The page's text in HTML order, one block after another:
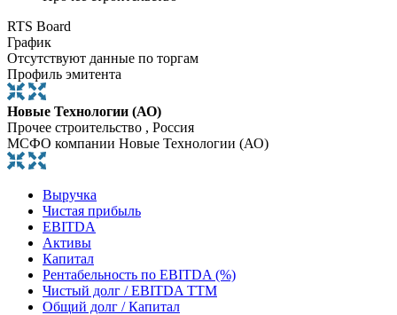
RTS Board
График
Отсутствуют данные по торгам
Профиль эмитента
Новые Технологии (АО)
Прочее строительство , Россия
МСФО компании Новые Технологии (АО)
Выручка
Чистая прибыль
EBITDA
Активы
Капитал
Рентабельность по EBITDA (%)
Чистый долг / EBITDA TTM
Общий долг / Капитал